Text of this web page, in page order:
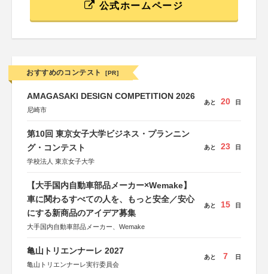
公式ホームページ
おすすめのコンテスト [PR]
AMAGASAKI DESIGN COMPETITION 2026
尼崎市
あと 20 日
第10回 東京女子大学ビジネス・プランニン
グ・コンテスト
学校法人 東京女子大学
あと 23 日
【大手国内自動車部品メーカー×Wemake】
車に関わるすべての人を、もっと安全／安心
にする新商品のアイデア募集
大手国内自動車部品メーカー、Wemake
あと 15 日
亀山トリエンナーレ 2027
亀山トリエンナーレ実行委員会
あと 7 日